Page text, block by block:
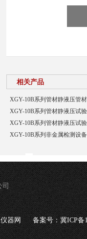
相关产品
XGY-10B系列管材静液压管
XGY-10B系列管材静液压试
XGY-10B系列管材静液压试
XGY-10B系列非金属检测设
司
器网 备案号：冀ICP备